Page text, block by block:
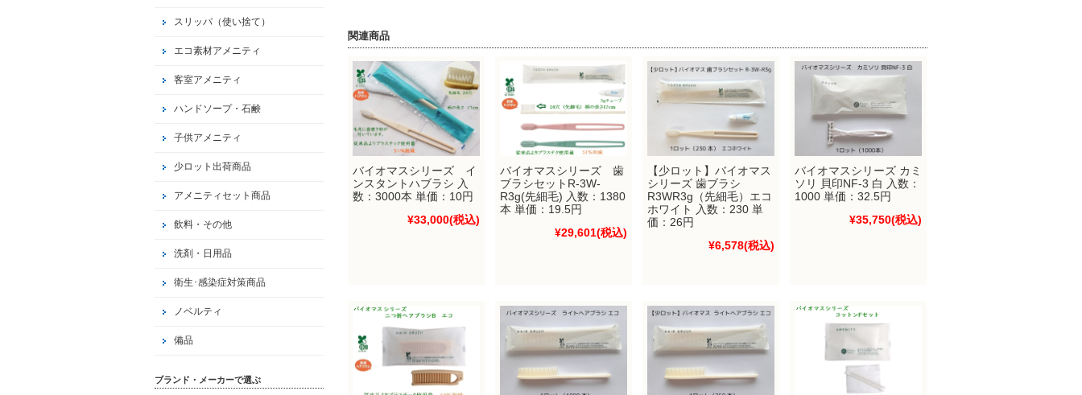
関連商品
バイオマスシリーズ イ
ンスタントハブラシ 入
数：3000本 単価：10円
¥33,000(税込)
バイオマスシリーズ 歯
ブラシセットR-3W-
R3g(先細毛) 入数：1380
本 単価：19.5円
¥29,601(税込)
【少ロット】バイオマス
シリーズ 歯ブラシ
R3WR3g（先細毛）エコ
ホワイト 入数：230 単
価：26円
¥6,578(税込)
バイオマスシリーズ カミ
ソリ 貝印NF-3 白 入数：
1000 単価：32.5円
¥35,750(税込)
スリッパ（使い捨て）
エコ素材アメニティ
客室アメニティ
ハンドソープ・石鹸
子供アメニティ
少ロット出荷商品
アメニティセット商品
飲料・その他
洗剤・日用品
衛生･感染症対策商品
ノベルティ
備品
ブランド・メーカーで選ぶ